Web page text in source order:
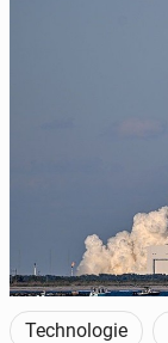
Technologie